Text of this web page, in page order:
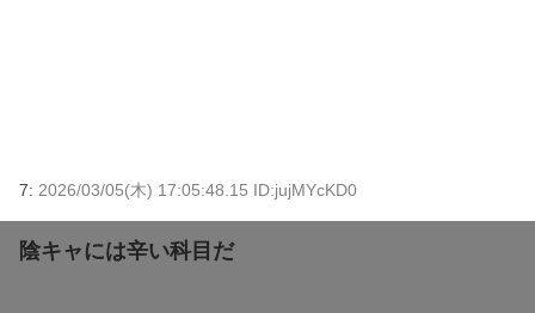
7: 2026/03/05(木) 17:05:48.15 ID:jujMYcKD0
陰キャには辛い科目だ